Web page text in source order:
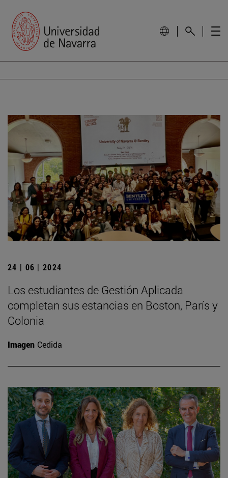
24 | 06 | 2024
Los estudiantes de Gestión Aplicada
completan sus estancias en Boston, París y
Colonia
Imagen Cedida